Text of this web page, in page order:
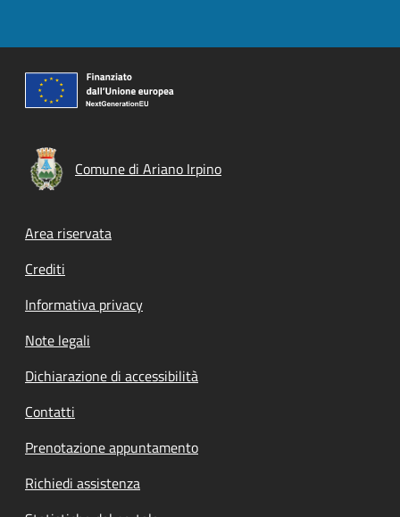
Comune di Ariano Irpino
Footer menu
Area riservata
Crediti
Informativa privacy
Note legali
Dichiarazione di accessibilità
Contatti
Prenotazione appuntamento
Richiedi assistenza